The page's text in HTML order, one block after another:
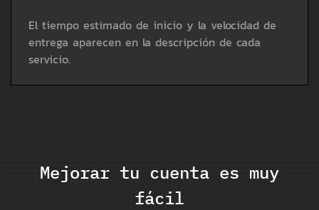
El tiempo estimado de inicio y la velocidad de
entrega aparecen en la descripción de cada
servicio.
Mejorar tu cuenta es muy
fácil